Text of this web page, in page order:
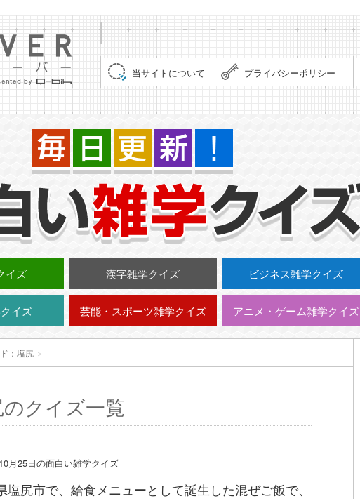
当サイトについて プライバシーポリシー
イズ 漢字雑学クイズ ビジネス雑学クイズ
イズ 芸能・スポーツ雑学クイズ アニメ・ゲーム雑学クイズ
：塩尻 ＞
クイズ一覧
月25日の面白い雑学クイズ
塩尻市で、給食メニューとして誕生した混ぜご飯で、